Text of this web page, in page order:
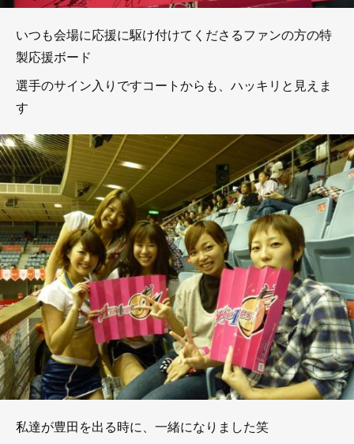
いつも会場に応援に駆け付けてくださるファンの方の特
製応援ボード
選手のサイン入りですコートからも、ハッキリと見えま
す
私達が豊田を出る時に、一緒になりました笑